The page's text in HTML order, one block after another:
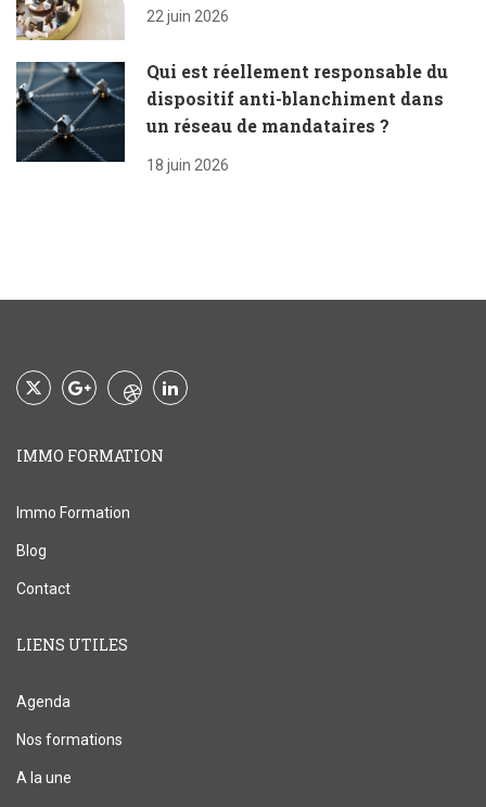
22 juin 2026
Qui est réellement responsable du
dispositif anti-blanchiment dans
un réseau de mandataires ?
18 juin 2026
IMMO FORMATION
Immo Formation
Blog
Contact
LIENS UTILES
Agenda
Nos formations
A la une